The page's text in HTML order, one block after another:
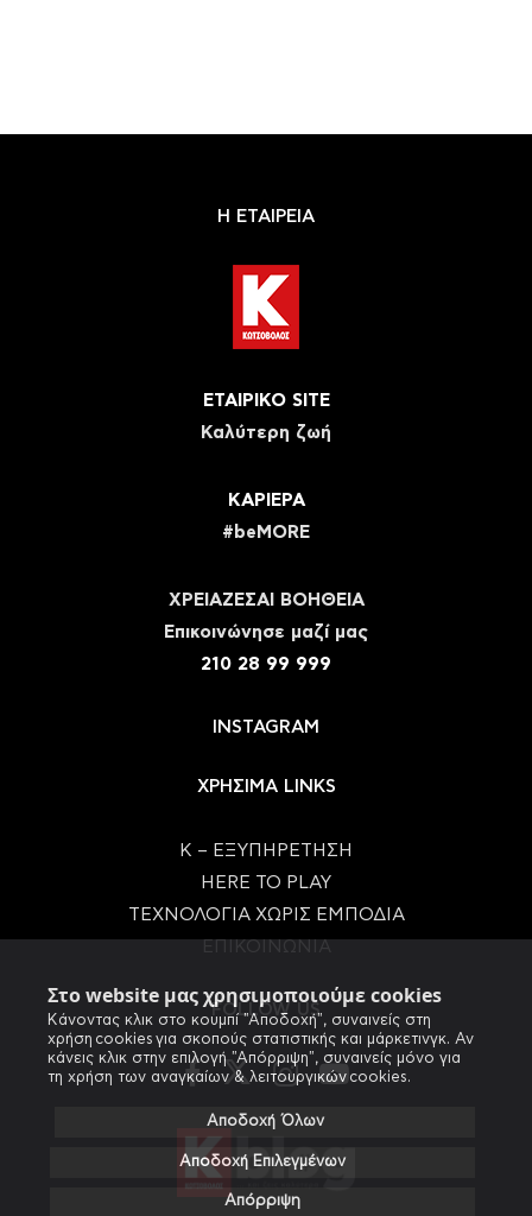
Στο website μας χρησιμοποιούμε cookies
Κάνοντας κλικ στο κουμπί "Αποδοχή", συναινείς στη
χρήση cookies για σκοπούς στατιστικής και μάρκετινγκ. Αν
κάνεις κλικ στην επιλογή "Απόρριψη", συναινείς μόνο για
τη χρήση των αναγκαίων & λειτουργικών cookies.
Αποδοχή Όλων
Αποδοχή Επιλεγμένων
Απόρριψη
Η ΕΤΑΙΡΕΙΑ
ΕΤΑΙΡΙΚΟ SITE
Καλύτερη ζωή
ΚΑΡΙΕΡΑ
#beMORE
ΧΡΕΙΑΖΕΣΑΙ ΒΟΗΘΕΙΑ
Eπικοινώνησε μαζί μας
210 28 99 999
INSTAGRAM
ΧΡΗΣΙΜΑ LINKS
Κ – ΕΞΥΠΗΡΕΤΗΣΗ
HERE TO PLAY
ΤΕΧΝΟΛΟΓΙΑ ΧΩΡΙΣ ΕΜΠΟΔΙΑ
FOLLOW US